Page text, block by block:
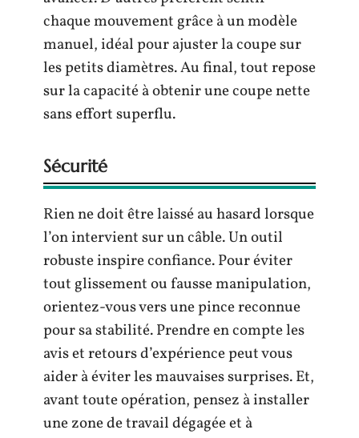
chaque mouvement grâce à un modèle
manuel, idéal pour ajuster la coupe sur
les petits diamètres. Au final, tout repose
sur la capacité à obtenir une coupe nette
sans effort superflu.
Sécurité
Rien ne doit être laissé au hasard lorsque
l’on intervient sur un câble. Un outil
robuste inspire confiance. Pour éviter
tout glissement ou fausse manipulation,
orientez-vous vers une pince reconnue
pour sa stabilité. Prendre en compte les
avis et retours d’expérience peut vous
aider à éviter les mauvaises surprises. Et,
avant toute opération, pensez à installer
une zone de travail dégagée et à